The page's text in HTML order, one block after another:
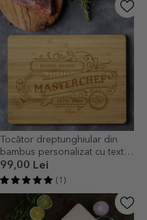
Tocător dreptunghiular din
bambus personalizat cu text -
Vintage Chef
99,00 Lei
(1)